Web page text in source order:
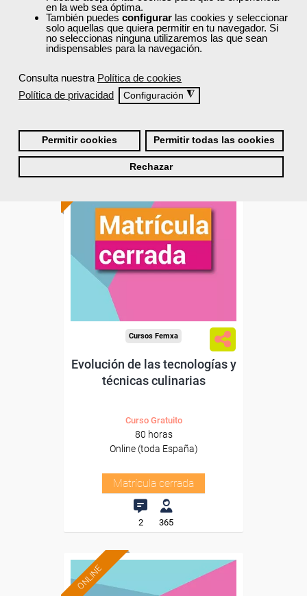
en la web sea óptima.
También puedes configurar las cookies y seleccionar
solo aquellas que quiera permitir en tu navegador. Si
no seleccionas ninguna utilizaremos las que sean
indispensables para la navegación.
Consulta nuestra Política de cookies
Política de privacidad
Configuración ◮
Permitir cookies Permitir todas las cookies
Rechazar
Curso Gratuito
80 horas
Online (toda España)
Matrícula cerrada
ONLINE
Cursos Femxa
Evolución de las tecnologías y
técnicas culinarias
Curso Gratuito
80 horas
Online (toda España)
Matrícula cerrada
2 365
ONLINE